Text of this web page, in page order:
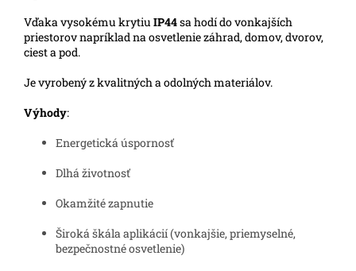
Vďaka vysokému krytiu IP44sa hodí do vonkajších
priestorov napríklad na osvetlenie záhrad, domov, dvorov,
ciest a pod.
Je vyrobený z kvalitných a odolných materiálov.
Výhody:
Energetická úspornosť
Dlhá životnosť
Okamžité zapnutie
Široká škála aplikácií (vonkajšie, priemyselné,
bezpečnostné osvetlenie)